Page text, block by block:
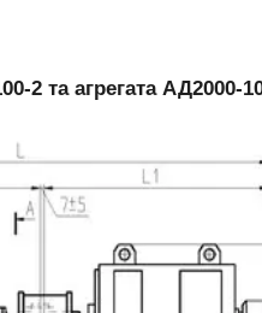
2 та агрегата АД2000-